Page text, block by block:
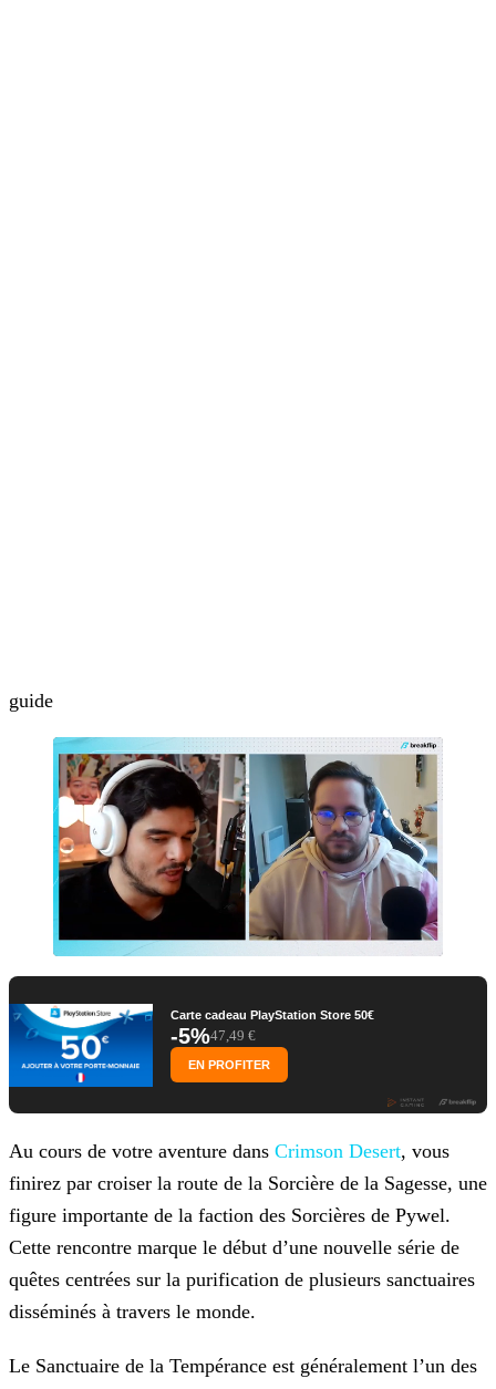
guide
Carte cadeau PlayStation Store 50€
-5%47,49 €
EN PROFITER
Au cours de votre aventure dans Crimson Desert, vous
finirez par croiser la route de la Sorcière de la Sagesse, une
figure importante de la faction des Sorcières de Pywel.
Cette rencontre marque le début d’une nouvelle série de
quêtes centrées sur la purification de plusieurs sanctuaires
disséminés à travers le monde.
Le Sanctuaire de la Tempérance est généralement l’un des